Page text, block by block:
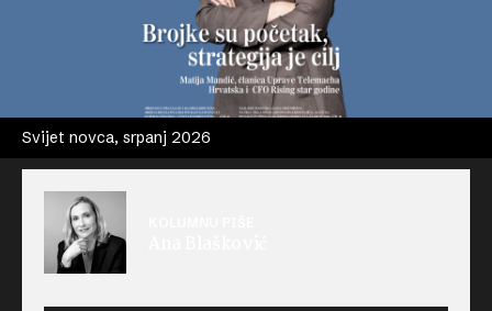
Svijet novca, srpanj 2026